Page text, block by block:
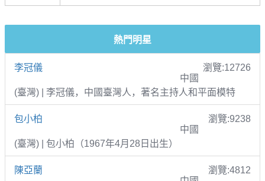
熱門明星
李冠儀
瀏覽:12726
中國
(臺灣) | 李冠儀，中國臺灣人，著名主持人和平面模特
包小柏
瀏覽:9238
中國
(臺灣) | 包小柏（1967年4月28日出生）
陳亞蘭
瀏覽:4812